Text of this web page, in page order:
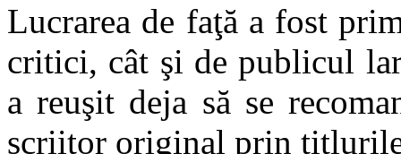
Lucrarea de faţă a fost
critici, cât şi de publicul
a reuşit deja să se
scriitor original prin